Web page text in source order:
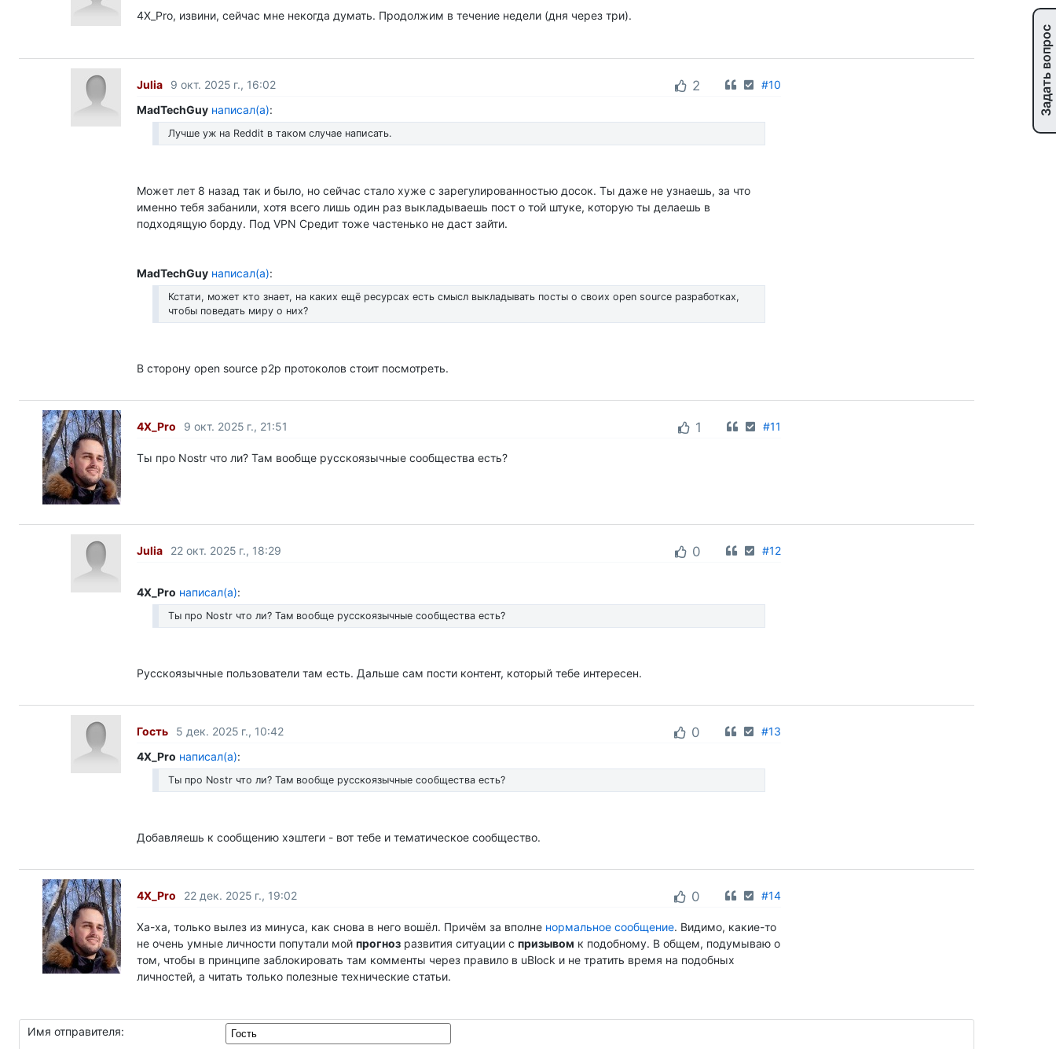
4X_Pro, извини, сейчас мне некогда думать. Продолжим в течение недели (дня через три).
Julia 9 окт. 2025 г., 16:02 2
#10
MadTechGuy написал(а):
Лучше уж на Reddit в таком случае написать.
Может лет 8 назад так и было, но сейчас стало хуже с зарегулированностью досок. Ты даже не узнаешь, за что
именно тебя забанили, хотя всего лишь один раз выкладываешь пост о той штуке, которую ты делаешь в
подходящую борду. Под VPN Средит тоже частенько не даст зайти.
MadTechGuy написал(а):
Кстати, может кто знает, на каких ещё ресурсах есть смысл выкладывать посты о своих open source разработках,
чтобы поведать миру о них?
В сторону open source p2p протоколов стоит посмотреть.
4X_Pro 9 окт. 2025 г., 21:51 1 #11
Ты про Nostr что ли? Там вообще русскоязычные сообщества есть?
Julia 22 окт. 2025 г., 18:29 0 #12
4X_Pro написал(а):
Ты про Nostr что ли? Там вообще русскоязычные сообщества есть?
Русскоязычные пользователи там есть. Дальше сам пости контент, который тебе интересен.
Гость 5 дек. 2025 г., 10:42 0
#13
4X_Pro написал(а):
Ты про Nostr что ли? Там вообще русскоязычные сообщества есть?
Добавляешь к сообщению хэштеги - вот тебе и тематическое сообщество.
4X_Pro 22 дек. 2025 г., 19:02 0 #14
Ха-ха, только вылез из минуса, как снова в него вошёл. Причём за вполне нормальное сообщение. Видимо, какие-то
не очень умные личности попутали мой прогноз развития ситуации с призывом к подобному. В общем, подумываю о
том, чтобы в принципе заблокировать там комменты через правило в uBlock и не тратить время на подобных
личностей, а читать только полезные технические статьи.
Имя отправителя:
Задать вопрос